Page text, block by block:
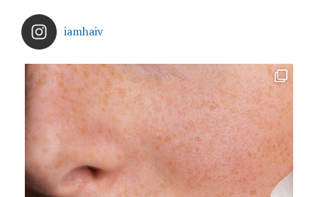
iamhaiv